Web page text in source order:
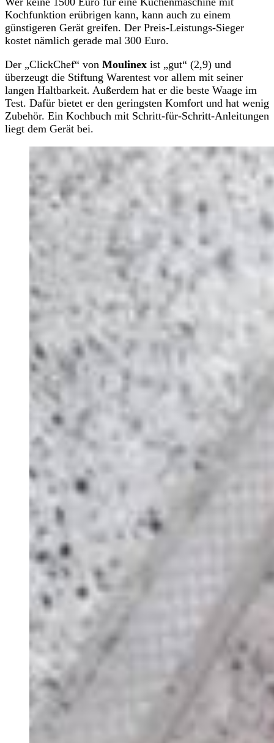
Kochfunktion erübrigen kann, kann auch zu einem
günstigeren Gerät greifen. Der Preis-Leistungs-Sieger
kostet nämlich gerade mal 300 Euro.
Der „ClickChef“ von Moulinex ist „gut“ (2,9) und
überzeugt die Stiftung Warentest vor allem mit seiner
langen Haltbarkeit. Außerdem hat er die beste Waage im
Test. Dafür bietet er den geringsten Komfort und hat wenig
Zubehör. Ein Kochbuch mit Schritt-für-Schritt-Anleitungen
liegt dem Gerät bei.